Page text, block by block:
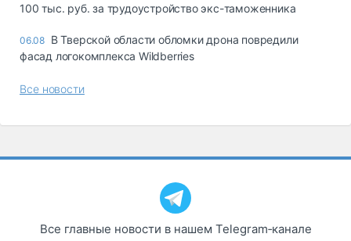
100 тыс. руб. за трудоустройство экс-таможенника
06.08 В Тверской области обломки дрона повредили
фасад логокомплекса Wildberries
Все новости
Все главные новости в нашем Telegram‑канале